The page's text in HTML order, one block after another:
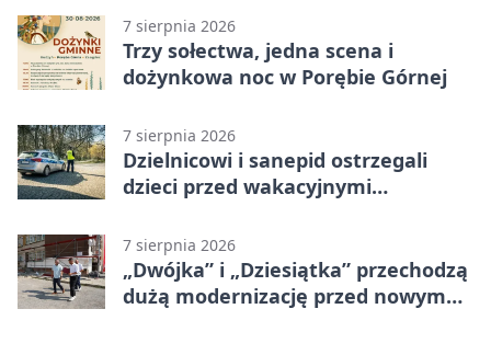
7 sierpnia 2026
Trzy sołectwa, jedna scena i
dożynkowa noc w Porębie Górnej
7 sierpnia 2026
Dzielnicowi i sanepid ostrzegali
dzieci przed wakacyjnymi
7 sierpnia 2026
„Dwójka” i „Dziesiątka” przechodzą
dużą modernizację przed nowym